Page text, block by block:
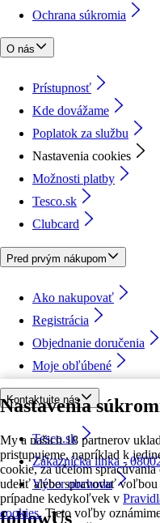
Nastavenia
My a našich 18 partnerov
pristupujeme, napríklad k
cookie, za účelom
udeliť alebo spravovať
prípadne kedykoľvek v
cookies. Tieto voľby
Ochrana súkromia
O nás
Prístupnosť
Kde dovážame
Poplatok za službu
Nastavenia cookies
Možnosti platby
Tesco.sk
Clubcard
Pred prvým nákupom
Ako nakupovať
Registrácia
Objednanie doručenia
Moje obľúbené
Kontaktujte nás
Tesco.sk
Zákaznícka linka -
Výber obchodu
followUs